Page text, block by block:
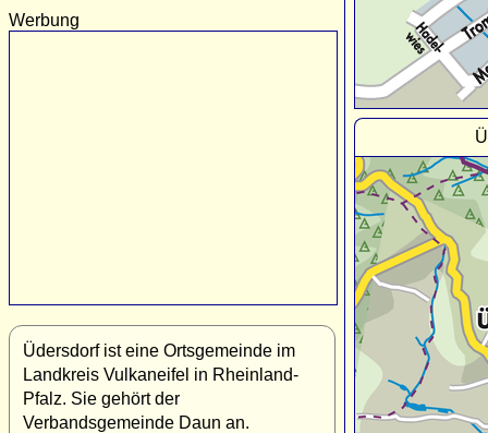
Werbung
Üdersdorf ist eine Ortsgemeinde im
Landkreis Vulkaneifel in Rheinland-
Pfalz. Sie gehört der
Verbandsgemeinde Daun an.